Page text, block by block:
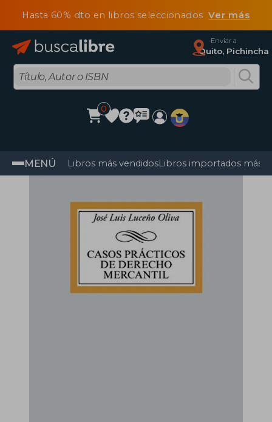
Hasta 60% dto en libros seleccionadosVer más
Enviar a
Quito, Pichincha
0
MENÚ Libros más vendidosLibros importados más